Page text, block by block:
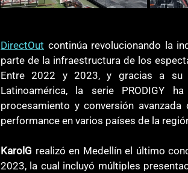
DirectOut continúa revolucionando la
parte de la infraestructura de los
Entre 2022 y 2023, y gracias a su
Latinoamérica, la serie PRODIGY
procesamiento y conversión
performance en varios países de la
KarolG realizó en Medellín el último
2023, la cual incluyó múltiples